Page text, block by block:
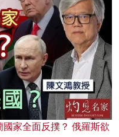
家全面反撲？ 俄羅斯欲